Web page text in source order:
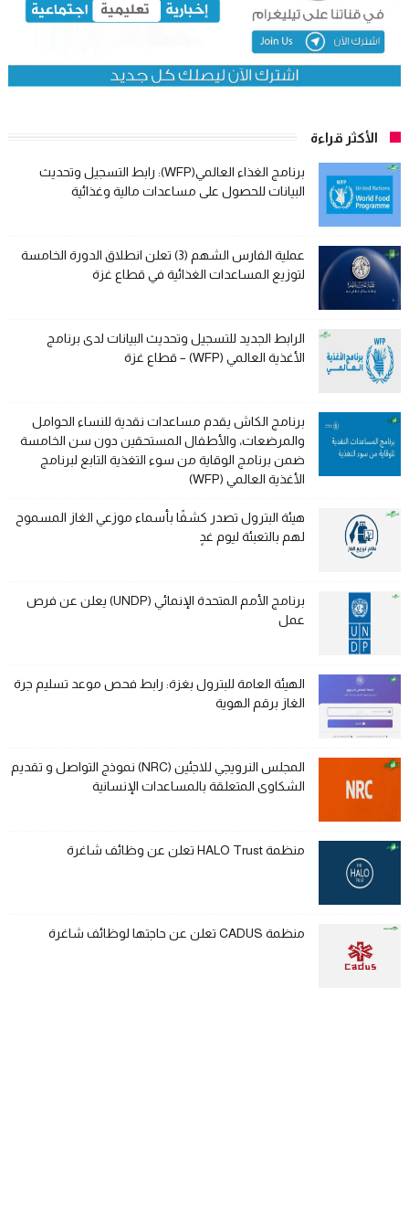
الأكثر قراءة
برنامج الغذاء العالمي(WFP): رابط التسجيل وتحديث
البيانات للحصول على مساعدات مالية وغذائية
عملية الفارس الشهم (3) تعلن انطلاق الدورة الخامسة
لتوزيع المساعدات الغذائية في قطاع غزة
الرابط الجديد للتسجيل وتحديث البيانات لدى برنامج
الأغذية العالمي (WFP) – قطاع غزة
برنامج الكاش يقدم مساعدات نقدية للنساء الحوامل
والمرضعات، والأطفال المستحقين دون سن الخامسة
ضمن برنامج الوقاية من سوء التغذية التابع لبرنامج
الأغذية العالمي (WFP)
هيئة البترول تصدر كشفًا بأسماء موزعي الغاز المسموح
لهم بالتعبئة ليوم غدٍ
برنامج الأمم المتحدة الإنمائي (UNDP) يعلن عن فرص
عمل
الهيئة العامة للبترول بغزة: رابط فحص موعد تسليم جرة
الغاز برقم الهوية
المجلس النرويجي للاجئين (NRC) نموذج التواصل و تقديم
الشكاوى المتعلقة بالمساعدات الإنسانية
منظمة HALO Trust تعلن عن وظائف شاغرة
منظمة CADUS تعلن عن حاجتها لوظائف شاغرة